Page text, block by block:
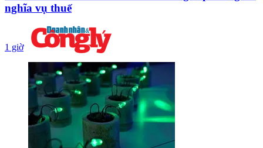
nghĩa vụ thuế
1 giờ